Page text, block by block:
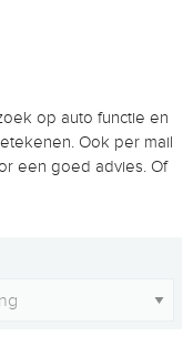
op auto functie en
Ook per mail
een goed advies. Of